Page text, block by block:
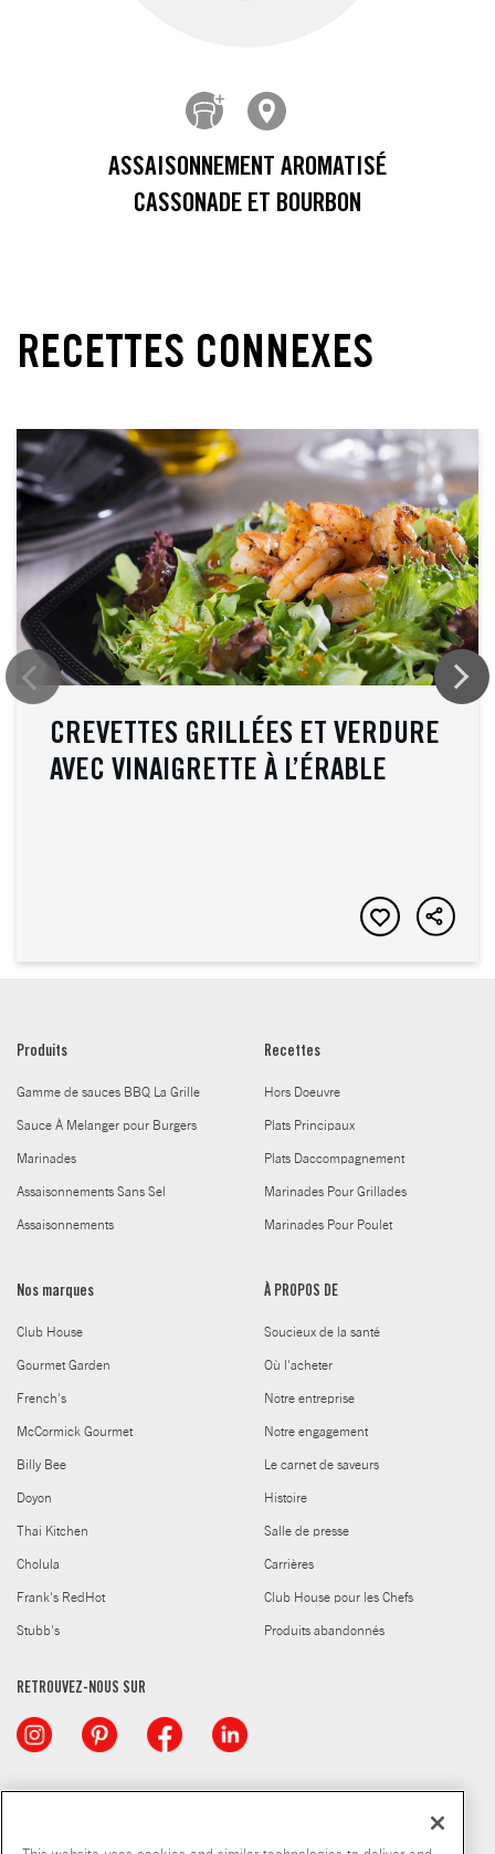
ASSAISONNEMENT AROMATISÉ
CASSONADE ET BOURBON
RECETTES CONNEXES
CREVETTES GRILLÉES ET VERDURE
AVEC VINAIGRETTE À L’ÉRABLE
Produits
Gamme de sauces BBQ La Grille
Sauce À Melanger pour Burgers
Marinades
Assaisonnements Sans Sel
Assaisonnements
Recettes
Hors Doeuvre
Plats Principaux
Plats Daccompagnement
Marinades Pour Grillades
Marinades Pour Poulet
Nos marques
Club House
Gourmet Garden
French's
McCormick Gourmet
Billy Bee
Doyon
Thai Kitchen
Cholula
Frank's RedHot
Stubb's
À PROPOS DE
Soucieux de la santé
Où l'acheter
Notre entreprise
Notre engagement
Le carnet de saveurs
Histoire
Salle de presse
Carrières
Club House pour les Chefs
Produits abandonnés
RETROUVEZ-NOUS SUR